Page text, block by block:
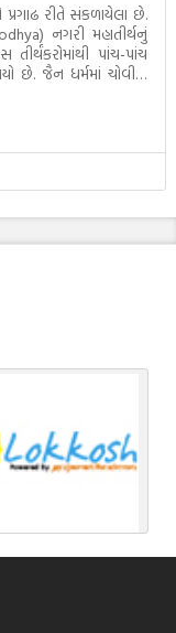
રીતે સંકળાયેલા છે.
નગરી મહાતીર્થનું
પાંચ-પાંચ
છે. જૈન ધર્મમાં ચોવીસ
છે. દરેક તીર્થંકરના